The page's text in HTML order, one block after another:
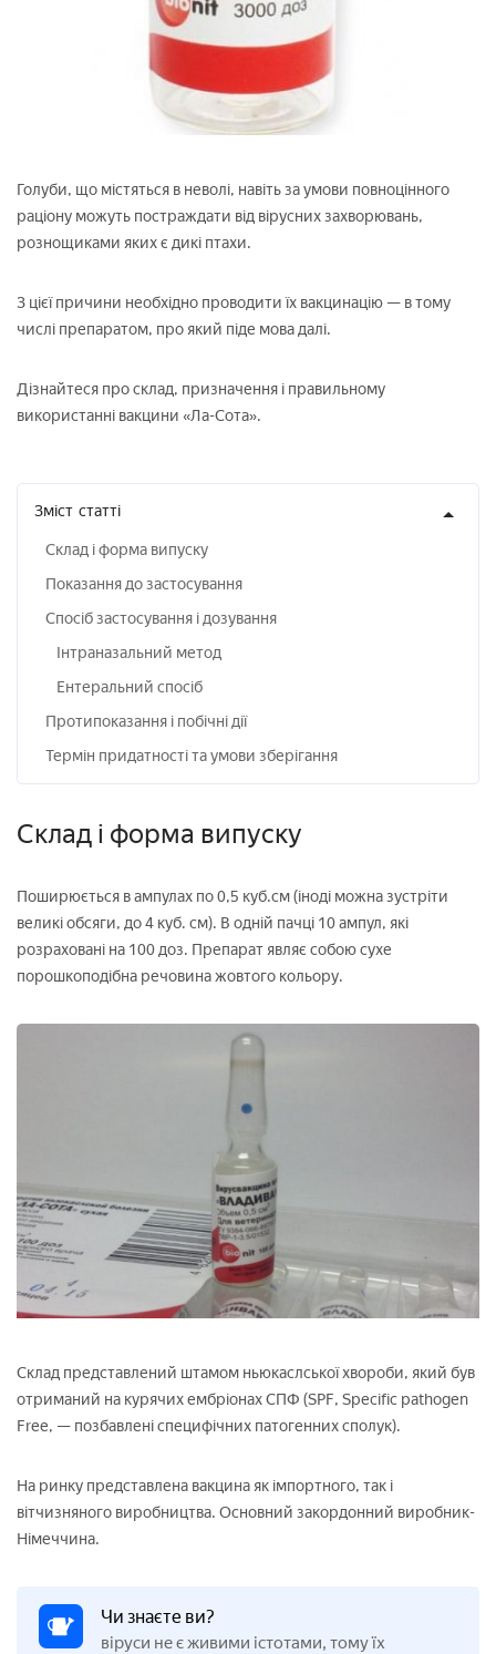
Голуби, що містяться в неволі, навіть за умови повноцінного
раціону можуть постраждати від вірусних захворювань,
рознощиками яких є дикі птахи.
З цієї причини необхідно проводити їх вакцинацію — в тому
числі препаратом, про який піде мова далі.
Дізнайтеся про склад, призначення і правильному
використанні вакцини «Ла-Сота».
Зміст статті
Склад і форма випуску
Показання до застосування
Спосіб застосування і дозування
Інтраназальний метод
Ентеральний спосіб
Протипоказання і побічні дії
Термін придатності та умови зберігання
Склад і форма випуску
Поширюється в ампулах по 0,5 куб.см (іноді можна зустріти
великі обсяги, до 4 куб. см). В одній пачці 10 ампул, які
розраховані на 100 доз. Препарат являє собою сухе
порошкоподібна речовина жовтого кольору.
Склад представлений штамом ньюкаслської хвороби, який був
отриманий на курячих ембріонах СПФ (SPF, Specific pathogen
Free, — позбавлені специфічних патогенних сполук).
На ринку представлена вакцина як імпортного, так і
вітчизняного виробництва. Основний закордонний виробник-
Німеччина.
Чи знаєте ви?
віруси не є живими істотами, тому їх